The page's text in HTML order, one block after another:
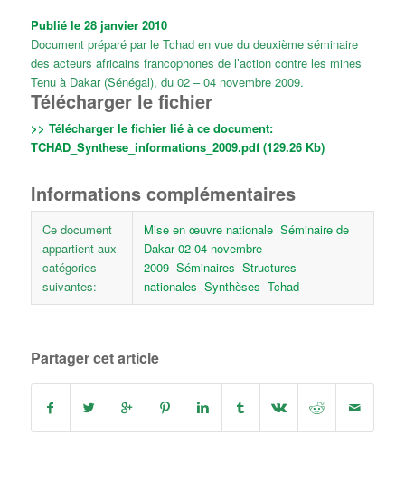
Publié le 28 janvier 2010
Document préparé par le Tchad en vue du deuxième séminaire
des acteurs africains francophones de l’action contre les mines
Tenu à Dakar (Sénégal), du 02 – 04 novembre 2009.
Télécharger le fichier
>> Télécharger le fichier lié à ce document:
TCHAD_Synthese_informations_2009.pdf (129.26 Kb)
Informations complémentaires
Ce document
appartient aux
catégories
suivantes:
Mise en œuvre nationale Séminaire de
Dakar 02-04 novembre
2009 Séminaires Structures
nationales Synthèses Tchad
Partager cet article